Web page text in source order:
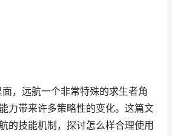
面，远航一个非常特殊的求生者角
力带来许多策略性的变化。这篇文
的技能机制，探讨怎么样合理使用